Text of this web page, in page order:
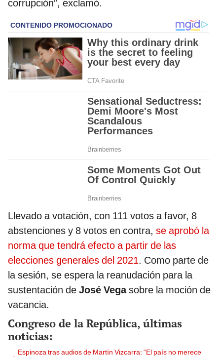
corrupción”, exclamó.
Llevado a votación, con 111 votos a favor, 8
abstenciones y 8 votos en contra, se aprobó la
norma que tendrá efecto a partir de las
elecciones generales del 2021. Como parte de
la sesión, se espera la reanudación para la
sustentación de José Vegasobre la moción de
vacancia.
Congreso de la República, últimas
noticias:
Espinoza tras audios de Martín Vizcarra: “El país no merece